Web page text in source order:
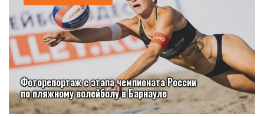
Фоторепортаж с этапа чемпионата России
по пляжному волейболу в Барнауле